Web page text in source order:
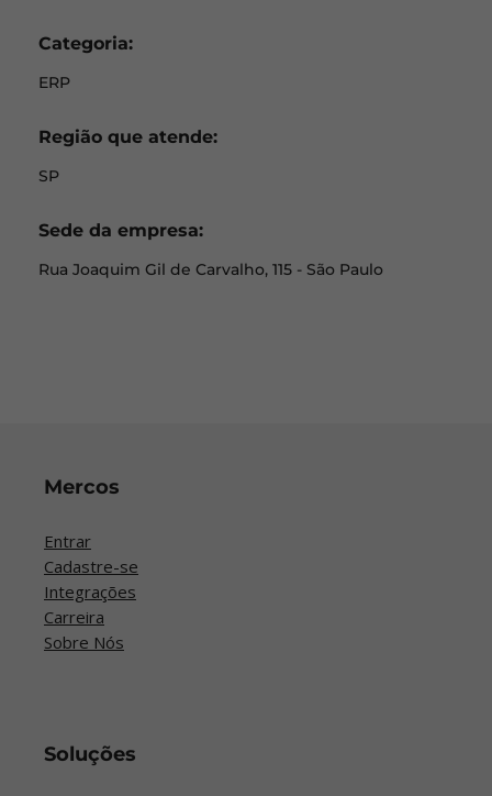
Categoria:
ERP
Região que atende:
SP
Sede da empresa:
Rua Joaquim Gil de Carvalho, 115 - São Paulo
Mercos
Entrar
Cadastre-se
Integrações
Carreira
Sobre Nós
Soluções